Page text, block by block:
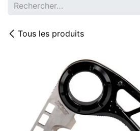
Tous les produits